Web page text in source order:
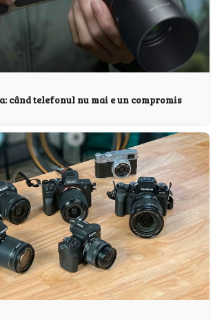
când telefonul nu mai e un compromis